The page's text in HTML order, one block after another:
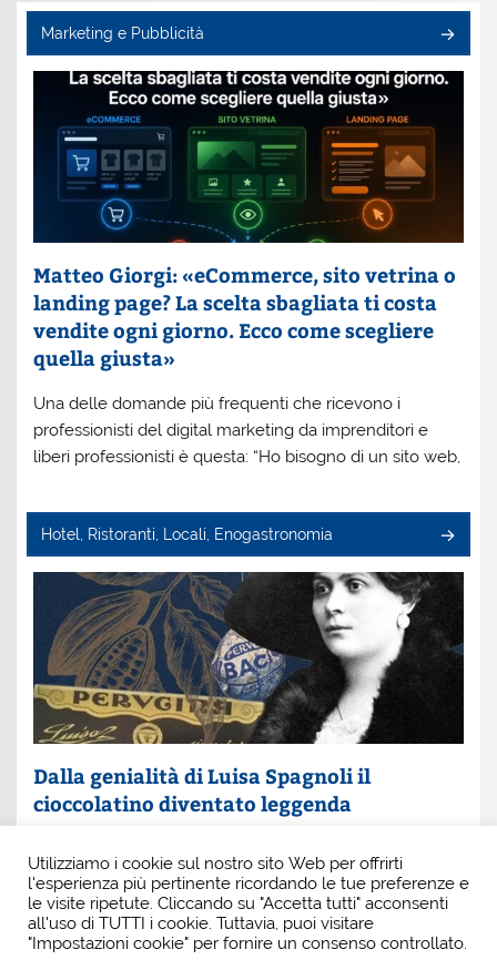
Marketing e Pubblicità
Matteo Giorgi: «eCommerce, sito vetrina o
landing page? La scelta sbagliata ti costa
vendite ogni giorno. Ecco come scegliere
quella giusta»
Una delle domande più frequenti che ricevono i
professionisti del digital marketing da imprenditori e
liberi professionisti è questa: “Ho bisogno di un sito web,
Hotel, Ristoranti, Locali, Enogastronomia
Dalla genialità di Luisa Spagnoli il
cioccolatino diventato leggenda
Spagnoli. È lei la donna che, con intuito e coraggio, ha
scritto una pagina indimenticabile della
Utilizziamo i cookie sul nostro sito Web per offrirti
l'esperienza più pertinente ricordando le tue preferenze e
le visite ripetute. Cliccando su "Accetta tutti" acconsenti
all'uso di TUTTI i cookie. Tuttavia, puoi visitare
"Impostazioni cookie" per fornire un consenso controllato.